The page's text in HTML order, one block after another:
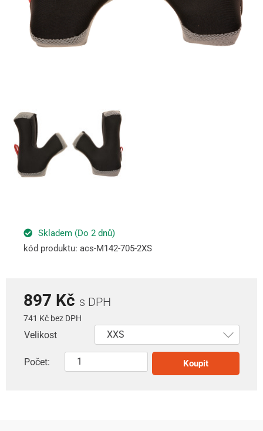
Skladem (Do 2 dnů)
kód produktu: acs-M142-705-2XS
897 Kč s DPH
741 Kč bez DPH
Velikost
Počet: Koupit